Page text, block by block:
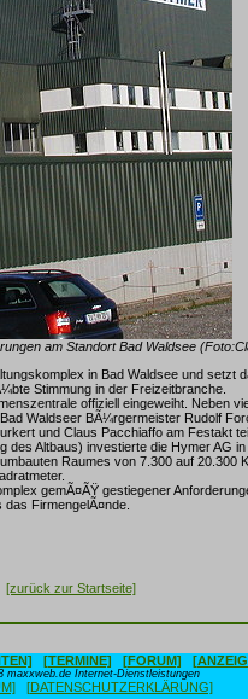
am Standort Bad Waldsee
in Bad Waldsee und setzt
Stimmung in der Freizeitbranche.
offiziell eingeweiht. Neben
Waldseer BÃ¼rgermeister Rudolf
und Claus Pacchiaffo am Festakt
des Altbaus) investierte die Hymer AG
Raumes von 7.300 auf 20.300
gemÃ¤ÃŸ gestiegener
FirmengelÃ¤nde.
[zurück zur Startseite]
[TERMINE] [FORUM]
maxxweb.de Internet-Dienstleistungen
[DATENSCHUTZERKLÄRUNG]